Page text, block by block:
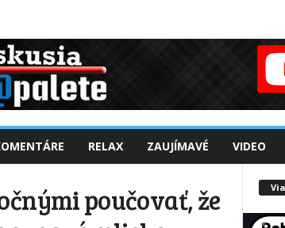
RELAX ZAUJÍMAVÉ VIDEO
poučovať, že